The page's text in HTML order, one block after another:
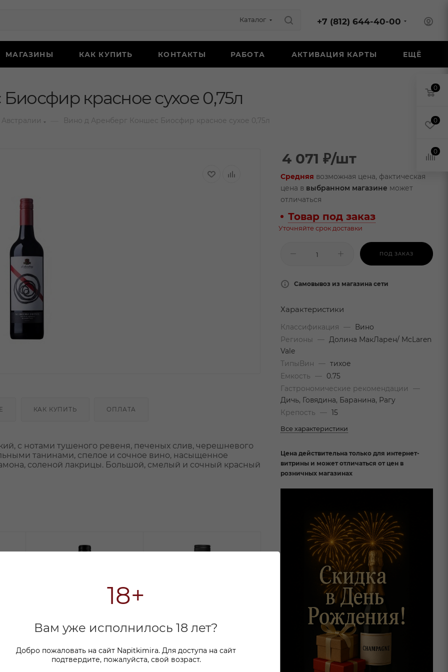
18+
Вам уже исполнилось 18 лет?
Добро пожаловать на сайт Napitkimira. Для доступа на сайт
подтвердите, пожалуйста, свой возраст.
Каталог +7 (812) 644-40-00
МАГАЗИНЫ КАК КУПИТЬ КОНТАКТЫ РАБОТА АКТИВАЦИЯ КАРТЫ ЕЩЁ
красное сухое 0,75л
Вино д Аренберг Коншес Биосфир красное сухое 0,75л
КАК КУПИТЬ ОПЛАТА
с нотами тушеного ревеня, печеных слив, черешневого
танинами, спелое и сочное вино, насыщенное
соленой лакрицы. Большой, смелый и сочный красный
4 071 ₽/шт
Средняя возможная цена, фактическая
цена в выбранном магазине может
отличаться
Товар под заказ
Уточняйте срок доставки
ПОД ЗАКАЗ
Самовывоз из магазина сети
Характеристики
Классификация —
Вино
Регионы
—
Долина МакЛарен/ McLaren
Vale
ТипыВин
— тихое
Емкость
—
0.75
Гастрономические рекомендации
—
Дичь, Говядина, Баранина, Рагу
Крепость
— 15
Все характеристики
Цена действительна только для интернет-
витрины и может отличаться от цен в
розничных магазинах
0
0
0